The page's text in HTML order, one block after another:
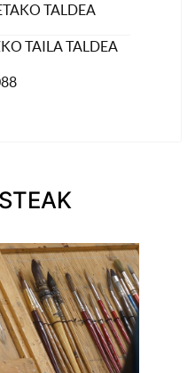
TALDEA
TAILA TALDEA